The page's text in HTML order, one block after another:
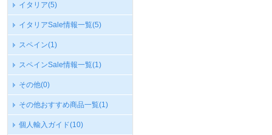
イタリア(5)
イタリアSale情報一覧(5)
スペイン(1)
スペインSale情報一覧(1)
その他(0)
その他おすすめ商品一覧(1)
個人輸入ガイド(10)